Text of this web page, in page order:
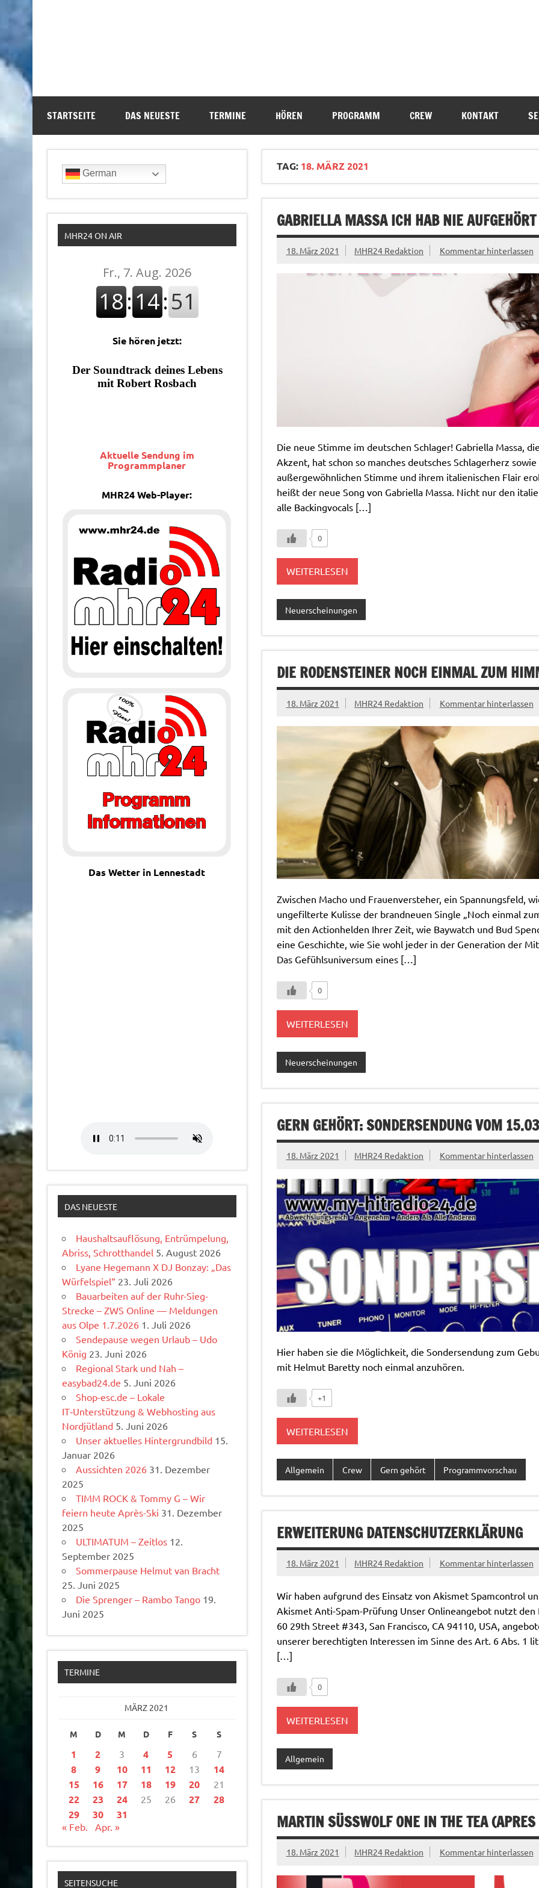
STARTSEITE DAS NEUESTE TERMINE HÖREN PROGRAMM CREW KONTAKT
TAG: 18. MÄRZ 2021
GABRIELLA MASSA ICH HAB NIE
18. März 2021 MHR24 Redaktion Kommentar hinterlassen
Die neue Stimme im deutschen Schlager! Gabriella Massa,
Akzent, hat schon so manches deutsches Schlagerherz
außergewöhnlichen Stimme und ihrem italienischen Flair
heißt der neue Song von Gabriella Massa. Nicht nur den
alle Backingvocals […]
0
WEITERLESEN
Neuerscheinungen
DIE RODENSTEINER NOCH EINMAL ZUM
18. März 2021 MHR24 Redaktion Kommentar hinterlassen
Zwischen Macho und Frauenversteher, ein Spannungsfeld,
ungefilterte Kulisse der brandneuen Single „Noch einmal
mit den Actionhelden Ihrer Zeit, wie Baywatch und Bud
eine Geschichte, wie Sie wohl jeder in der Generation der
Das Gefühlsuniversum eines […]
0
WEITERLESEN
Neuerscheinungen
GERN GEHÖRT: SONDERSENDUNG VOM
18. März 2021 MHR24 Redaktion Kommentar hinterlassen
Hier haben sie die Möglichkeit, die Sondersendung zum
mit Helmut Baretty noch einmal anzuhören.
+1
WEITERLESEN
Allgemein Crew Gern gehört Programmvorschau
ERWEITERUNG DATENSCHUTZERKLÄRUNG
18. März 2021 MHR24 Redaktion Kommentar hinterlassen
Wir haben aufgrund des Einsatz von Akismet Spamcontrol
Akismet Anti-Spam-Prüfung Unser Onlineangebot nutzt
60 29th Street #343, San Francisco, CA 94110, USA,
unserer berechtigten Interessen im Sinne des Art. 6 Abs. 1
[…]
0
WEITERLESEN
Allgemein
MARTIN SÜSSWOLF ONE IN THE TEA
18. März 2021 MHR24 Redaktion Kommentar hinterlassen
German
MHR24 ON AIR
Sie hören jetzt:
Aktuelle Sendung im
Programmplaner
MHR24 Web-Player:
Das Wetter in Lennestadt
DAS NEUESTE
Haushaltsauflösung, Entrümpelung,
Abriss, Schrotthandel 5. August 2026
Lyane Hegemann X DJ Bonzay: „Das
Würfelspiel“ 23. Juli 2026
Bauarbeiten auf der Ruhr-Sieg-
Strecke – ZWS Online — Meldungen
aus Olpe 1.7.2026 1. Juli 2026
Sendepause wegen Urlaub – Udo
König 23. Juni 2026
Regional Stark und Nah –
easybad24.de 5. Juni 2026
Shop-esc.de – Lokale
IT‑Unterstützung & Webhosting aus
Nordjütland 5. Juni 2026
Unser aktuelles Hintergrundbild 15.
Januar 2026
Aussichten 2026 31. Dezember
2025
TIMM ROCK & Tommy G – Wir
feiern heute Après-Ski 31. Dezember
2025
ULTIMATUM – Zeitlos 12.
September 2025
Sommerpause Helmut van Bracht
25. Juni 2025
Die Sprenger – Rambo Tango 19.
Juni 2025
TERMINE
MÄRZ 2021
M D M D F S S
1 2 3 4 5 6 7
8 9 10 11 12 13
14
15
16 17 18 19 20 21
22 23 24 25 26 27
28
29
30 31
« Feb. Apr. »
SEITENSUCHE